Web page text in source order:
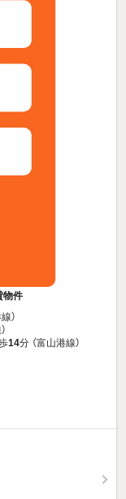
物件
）
14分 （富山港線）